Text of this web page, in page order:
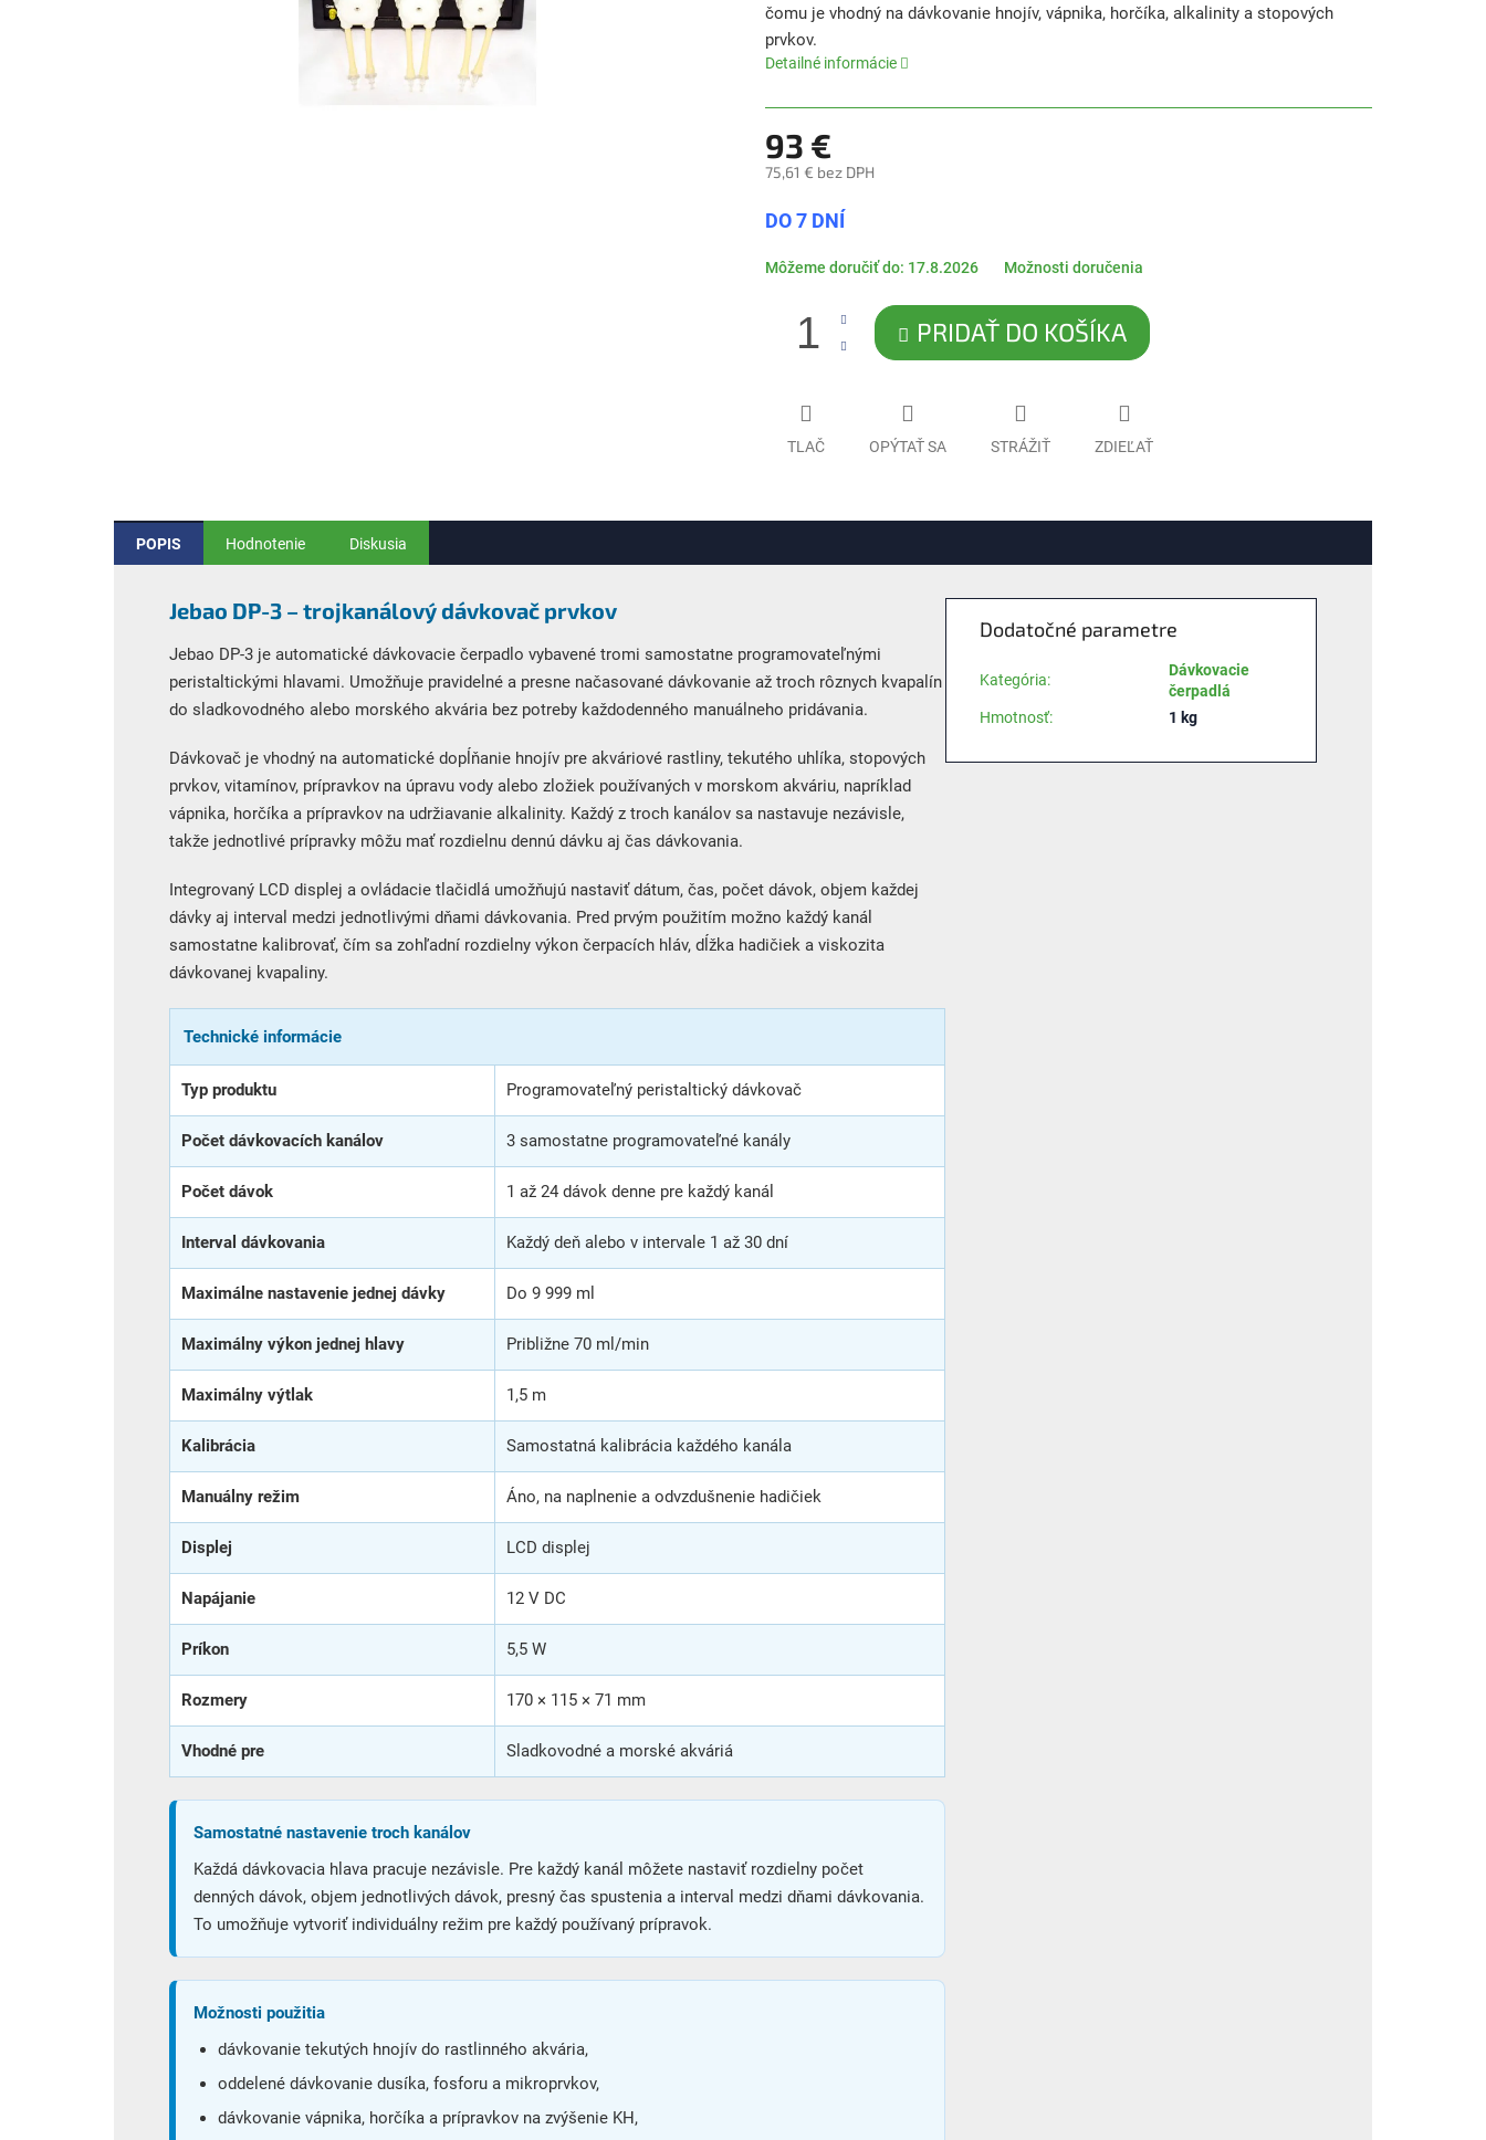
5
hviezdičiek.
čomu je vhodný na dávkovanie hnojív, vápnika, horčíka, alkalinity a stopových
prvkov.
Detailné informácie
93 €
75,61 € bez DPH
cena:
DO 7 DNÍ
Môžeme doručiť do: 17.8.2026 Možnosti doručenia
PRIDAŤ DO KOŠÍKA
TLAČ OPÝTAŤ SA STRÁŽIŤ ZDIEĽAŤ
POPIS Hodnotenie Diskusia
Jebao DP-3 – trojkanálový dávkovač prvkov
Jebao DP-3 je automatické dávkovacie čerpadlo vybavené tromi samostatne programovateľnými
peristaltickými hlavami. Umožňuje pravidelné a presne načasované dávkovanie až troch rôznych kvapalín
do sladkovodného alebo morského akvária bez potreby každodenného manuálneho pridávania.
Dávkovač je vhodný na automatické dopĺňanie hnojív pre akváriové rastliny, tekutého uhlíka, stopových
prvkov, vitamínov, prípravkov na úpravu vody alebo zložiek používaných v morskom akváriu, napríklad
vápnika, horčíka a prípravkov na udržiavanie alkalinity. Každý z troch kanálov sa nastavuje nezávisle,
takže jednotlivé prípravky môžu mať rozdielnu dennú dávku aj čas dávkovania.
Integrovaný LCD displej a ovládacie tlačidlá umožňujú nastaviť dátum, čas, počet dávok, objem každej
dávky aj interval medzi jednotlivými dňami dávkovania. Pred prvým použitím možno každý kanál
samostatne kalibrovať, čím sa zohľadní rozdielny výkon čerpacích hláv, dĺžka hadičiek a viskozita
dávkovanej kvapaliny.
Technické informácie
Typ produktu Programovateľný peristaltický dávkovač
Počet dávkovacích kanálov 3 samostatne programovateľné kanály
Počet dávok 1 až 24 dávok denne pre každý kanál
Interval dávkovania Každý deň alebo v intervale 1 až 30 dní
Maximálne nastavenie jednej dávky Do 9 999 ml
Maximálny výkon jednej hlavy Približne 70 ml/min
Maximálny výtlak 1,5 m
Kalibrácia Samostatná kalibrácia každého kanála
Manuálny režim Áno, na naplnenie a odvzdušnenie hadičiek
Displej LCD displej
Napájanie 12 V DC
Príkon 5,5 W
Rozmery 170 × 115 × 71 mm
Vhodné pre Sladkovodné a morské akváriá
Samostatné nastavenie troch kanálov
Každá dávkovacia hlava pracuje nezávisle. Pre každý kanál môžete nastaviť rozdielny počet
denných dávok, objem jednotlivých dávok, presný čas spustenia a interval medzi dňami dávkovania.
To umožňuje vytvoriť individuálny režim pre každý používaný prípravok.
Možnosti použitia
dávkovanie tekutých hnojív do rastlinného akvária,
oddelené dávkovanie dusíka, fosforu a mikroprvkov,
dávkovanie vápnika, horčíka a prípravkov na zvýšenie KH,
Dodatočné parametre
Kategória:
Dávkovacie
čerpadlá
Hmotnosť: 1 kg